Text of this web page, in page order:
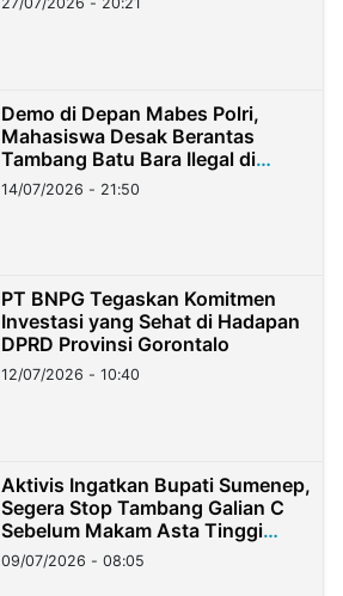
Demo di Depan Mabes Polri,
Mahasiswa Desak Berantas
Tambang Batu Bara Ilegal di
Lampung
14/07/2026 - 21:50
PT BNPG Tegaskan Komitmen
Investasi yang Sehat di Hadapan
DPRD Provinsi Gorontalo
12/07/2026 - 10:40
Aktivis Ingatkan Bupati Sumenep,
Segera Stop Tambang Galian C
Sebelum Makam Asta Tinggi
Longsor
09/07/2026 - 08:05